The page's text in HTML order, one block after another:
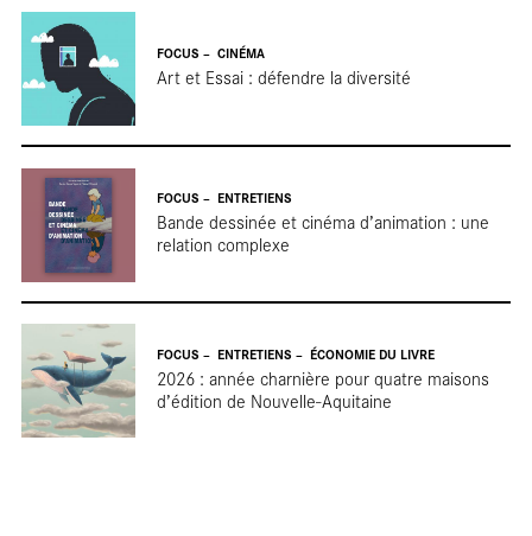
FOCUS CINÉMA
Art et Essai : défendre la diversité
FOCUS ENTRETIENS
Bande dessinée et cinéma d’animation : une
relation complexe
FOCUS ENTRETIENS ÉCONOMIE DU LIVRE
2026 : année charnière pour quatre maisons
d’édition de Nouvelle-Aquitaine